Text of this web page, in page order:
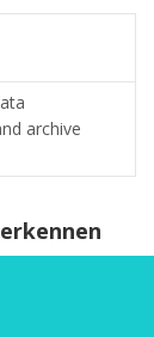
archive